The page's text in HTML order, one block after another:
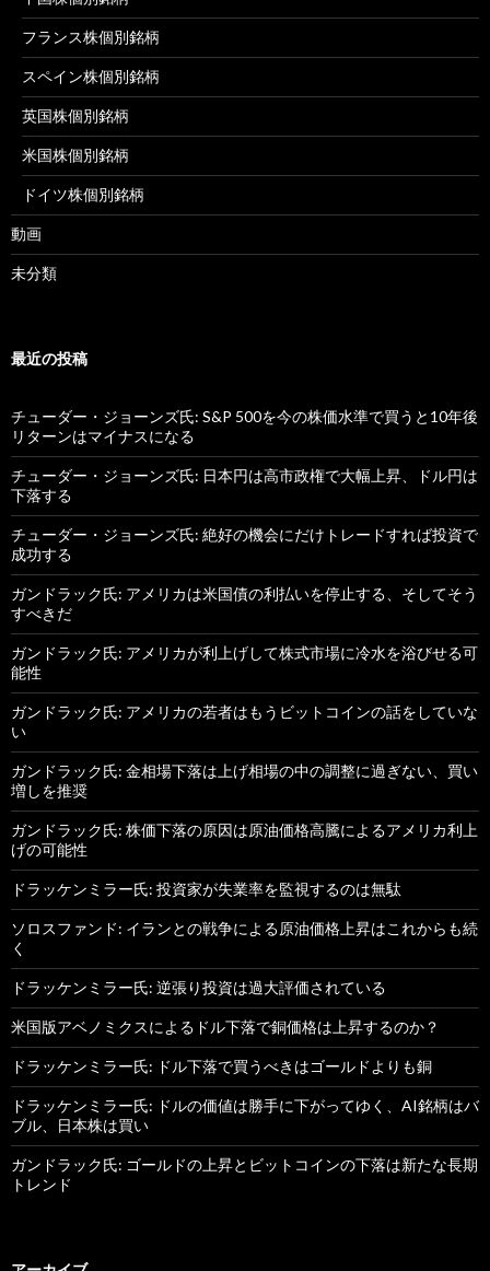
フランス株個別銘柄
スペイン株個別銘柄
英国株個別銘柄
米国株個別銘柄
ドイツ株個別銘柄
動画
未分類
最近の投稿
チューダー・ジョーンズ氏: S&P 500を今の株価水準で買うと10年後
リターンはマイナスになる
チューダー・ジョーンズ氏: 日本円は高市政権で大幅上昇、ドル円は
下落する
チューダー・ジョーンズ氏: 絶好の機会にだけトレードすれば投資で
成功する
ガンドラック氏: アメリカは米国債の利払いを停止する、そしてそう
すべきだ
ガンドラック氏: アメリカが利上げして株式市場に冷水を浴びせる可
能性
ガンドラック氏: アメリカの若者はもうビットコインの話をしていな
い
ガンドラック氏: 金相場下落は上げ相場の中の調整に過ぎない、買い
増しを推奨
ガンドラック氏: 株価下落の原因は原油価格高騰によるアメリカ利上
げの可能性
ドラッケンミラー氏: 投資家が失業率を監視するのは無駄
ソロスファンド: イランとの戦争による原油価格上昇はこれからも続
く
ドラッケンミラー氏: 逆張り投資は過大評価されている
米国版アベノミクスによるドル下落で銅価格は上昇するのか？
ドラッケンミラー氏: ドル下落で買うべきはゴールドよりも銅
ドラッケンミラー氏: ドルの価値は勝手に下がってゆく、AI銘柄はバ
ブル、日本株は買い
ガンドラック氏: ゴールドの上昇とビットコインの下落は新たな長期
トレンド